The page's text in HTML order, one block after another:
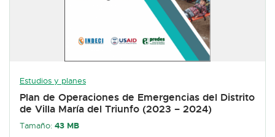
Estudios y planes
Plan de Operaciones de Emergencias del Distrito
de Villa María del Triunfo (2023 – 2024)
Tamaño: 43 MB